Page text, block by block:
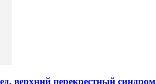
верхний перекрестный синдром